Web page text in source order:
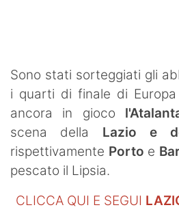
Contatti
Sono stati sorteggiati gli
i quarti di finale di
ancora in gioco
scena della Lazio e
rispettivamente Porto e
pescato il Lipsia.
CLICCA QUI E SEGUI